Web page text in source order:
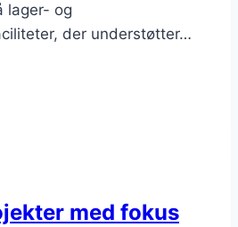
lager- og
der understøtter…
med fokus